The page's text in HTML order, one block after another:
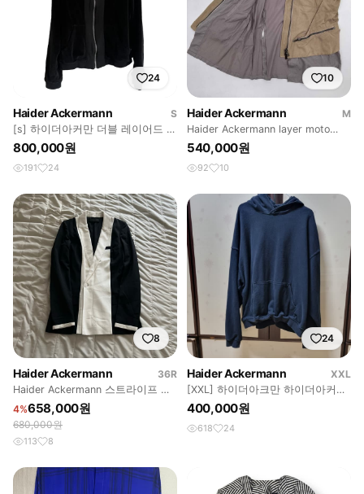
24
Haider Ackermann
S
[s] 하이더아커만 더블 레이어드 벨
벳 후드집업
800,000원
191 24
10
Haider Ackermann
M
Haider Ackermann layer moto
vest
540,000원
92 10
8
Haider Ackermann
36R
Haider Ackermann 스트라이프 턱
시도 테일러드 자켓
4%658,000원
680,000원
113 8
24
Haider Ackermann
XXL
[XXL] 하이더아크만 하이더아커만
블랙 검정 후드
400,000원
618 24